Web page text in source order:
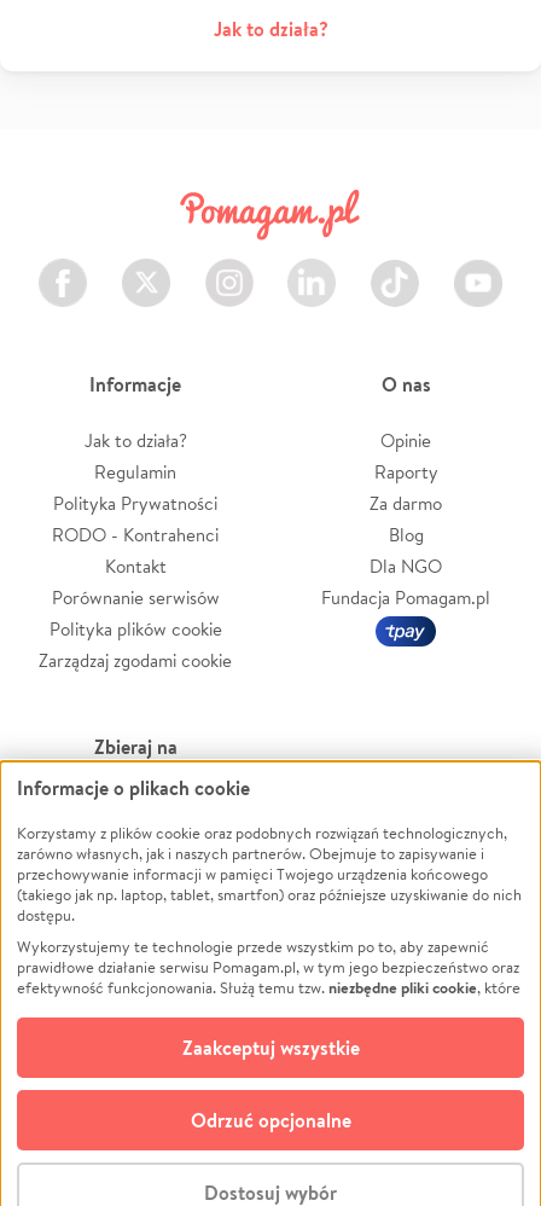
Jak to działa?
Facebook Twitter Instagram LinkedIn TikTok Youtube
Informacje
Jak to działa?
Regulamin
Polityka Prywatności
RODO - Kontrahenci
Kontakt
Porównanie serwisów
Polityka plików cookie
Zarządzaj zgodami cookie
O nas
Opinie
Raporty
Za darmo
Blog
Dla NGO
Fundacja Pomagam.pl
Zbieraj na
Leczenie
Zwierzęta
Pożar
Ukraina
Pomoc Finansowa
Projekty
Pogrzeb
Społeczność lokalna
Kultura
Powódź
Wichura
NGO
Edukacja
Podróż
Impreza
Ochrona środowiska
Biznes
© CROWDING SP. Z O.O.
Informacje o plikach cookie
Korzystamy z plików cookie oraz podobnych rozwiązań technologicznych,
zarówno własnych, jak i naszych partnerów. Obejmuje to zapisywanie i
przechowywanie informacji w pamięci Twojego urządzenia końcowego
(takiego jak np. laptop, tablet, smartfon) oraz późniejsze uzyskiwanie do nich
dostępu.
Wykorzystujemy te technologie przede wszystkim po to, aby zapewnić
prawidłowe działanie serwisu Pomagam.pl, w tym jego bezpieczeństwo oraz
efektywność funkcjonowania. Służą temu tzw.niezbędne pliki cookie, które
opcjonalnych plików cookie
technologii do celów analitycznych i retargetingowych. Możesz wyrazić
zgodę na ich stosowanie lub jej odmówić. W dowolnym momencie masz
możliwość zmiany swoich preferencji na stronie „Zarządzaj zgodami cookie”,
do której link znajdziesz w stopce serwisu Pomagam.pl. Opcjonalne pliki
cookie wykorzystywane są w następujących celach:
działanie serwisu Pomagam.pl. Dzięki nim możemy zrozumieć, jak
Dostosuj wybór
Odrzuć opcjonalne
Zaakceptuj wszystkie